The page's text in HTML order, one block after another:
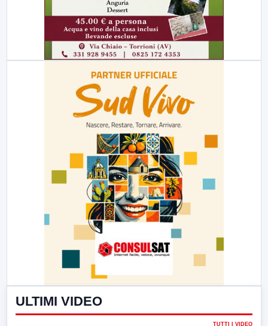
ULTIMI VIDEO
TUTTI I VIDEO